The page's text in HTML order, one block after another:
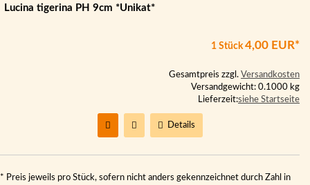
Lucina tigerina PH 9cm *Unikat*
1 Stück4,00 EUR*
Gesamtpreis zzgl. Versandkosten
Versandgewicht: 0.1000 kg
Lieferzeit:siehe Startseite
Details
* Preis jeweils pro Stück, sofern nicht anders gekennzeichnet durch Zahl in